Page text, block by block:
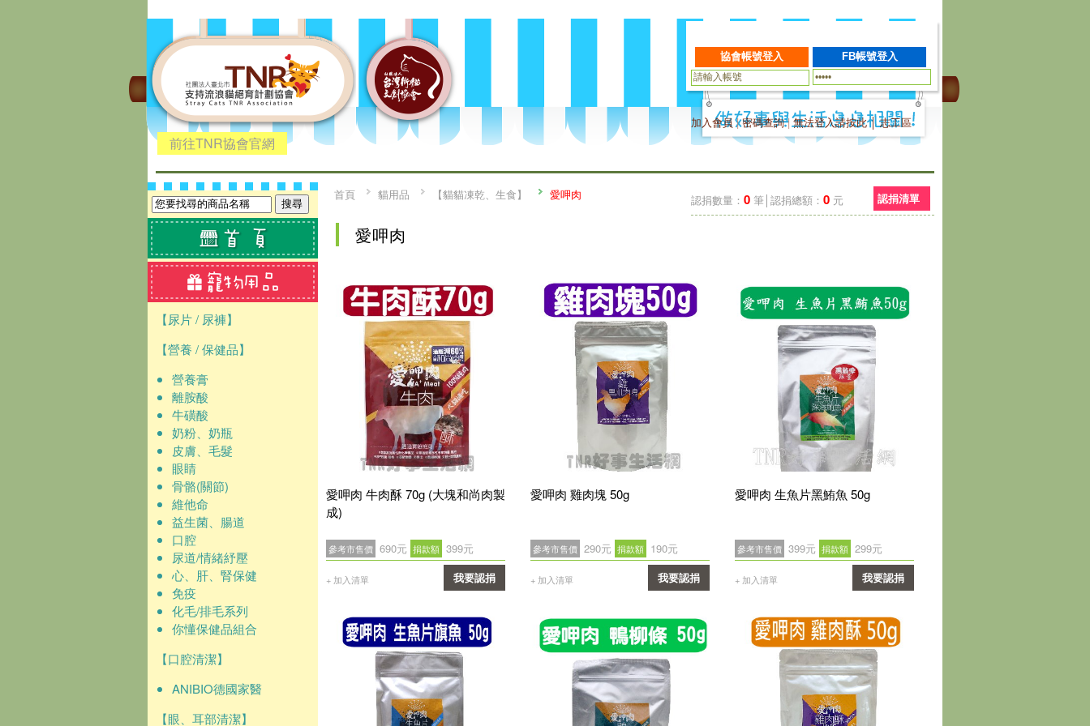
前往TNR協會官網
加入會員|密碼查詢|無法登入請按此│志工區
【尿片 / 尿褲】
【營養 / 保健品】
營養膏
離胺酸
牛磺酸
奶粉、奶瓶
皮膚、毛髮
眼睛
骨骼(關節)
維他命
益生菌、腸道
口腔
尿道/情緒紓壓
心、肝、腎保健
免疫
化毛/排毛系列
你懂保健品組合
【口腔清潔】
ANIBIO德國家醫
【眼、耳部清潔】
認捐數量： 0 筆│認捐總額： 0 元 認捐清單
首頁 貓用品 【貓貓凍乾、生食】 愛呷肉
愛呷肉
愛呷肉 牛肉酥 70g (大塊和尚肉製
成)
參考市售價 690元 捐款額 399元
+ 加入清單 我要認捐
愛呷肉 雞肉塊 50g
參考市售價 290元 捐款額 190元
+ 加入清單 我要認捐
愛呷肉 生魚片黑鮪魚 50g
參考市售價 399元 捐款額 299元
+ 加入清單 我要認捐